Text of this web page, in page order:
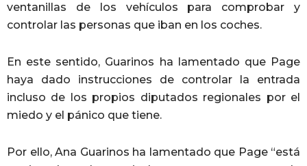
ventanillas de los vehículos para comprobar y
controlar las personas que iban en los coches.
En este sentido, Guarinos ha lamentado que Page
haya dado instrucciones de controlar la entrada
incluso de los propios diputados regionales por el
miedo y el pánico que tiene.
Por ello, Ana Guarinos ha lamentado que Page “está